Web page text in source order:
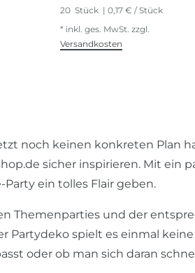
20 Stück | 0,17 € / Stück
* inkl. ges. MwSt. zzgl.
Versandkosten
noch keinen konkreten Plan
sicher inspirieren. Mit ein
ein tolles Flair geben.
Themenparties und der
Partydeko spielt es einmal
oder ob man sich daran